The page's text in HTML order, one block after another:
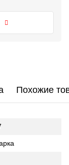
Похожие